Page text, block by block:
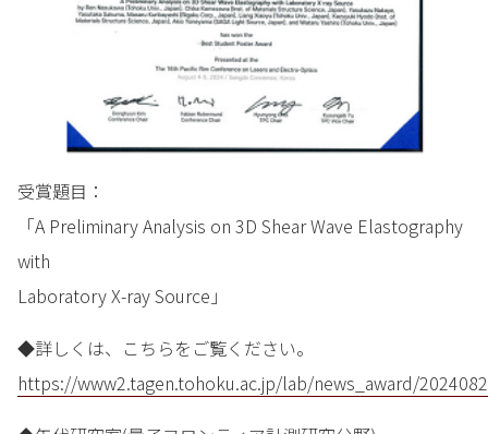
受賞題目：
「A Preliminary Analysis on 3D Shear Wave Elastography
with
Laboratory X-ray Source」
◆詳しくは、こちらをご覧ください。
https://www2.tagen.tohoku.ac.jp/lab/news_award/